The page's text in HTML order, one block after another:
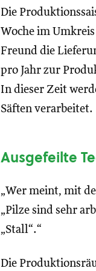
Die
Woche im
Freund die
pro Jahr zur
In dieser Zeit
Säften verarbeitet.
Ausgefeilte
„Wer meint, mit
„Pilze sind sehr
„Stall“.“
Die